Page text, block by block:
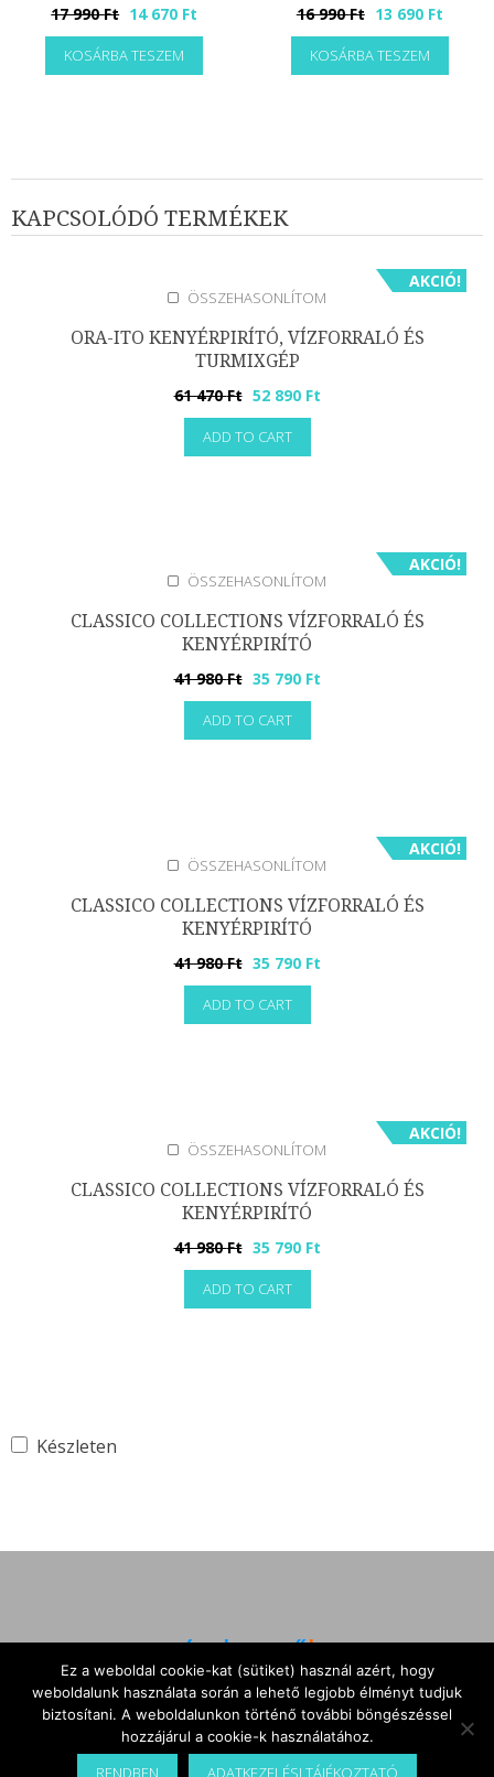
17 990Ft Original
price
was:
17
14 670 Ft
price
14
KOSÁRBA TESZEM
16 990Ft Original
price
was:
16
13 690 Ft
price
13
KOSÁRBA TESZEM
KAPCSOLÓDÓ TERMÉKEK
AKCIÓ!
ÖSSZEHASONLÍTOM
ORA-ITO KENYÉRPIRÍTÓ, VÍZFORRALÓ ÉS
TURMIXGÉP
61 470Ft Original
price
was:
61
52 890 FtCurrent
ADD TO CART
AKCIÓ!
ÖSSZEHASONLÍTOM
CLASSICO COLLECTIONS VÍZFORRALÓ ÉS
KENYÉRPIRÍTÓ
41 980Ft Original
price
was:
35 790 FtCurrent
ADD TO CART
AKCIÓ!
ÖSSZEHASONLÍTOM
CLASSICO COLLECTIONS VÍZFORRALÓ ÉS
KENYÉRPIRÍTÓ
41 980Ft Original
price
was:
35 790 FtCurrent
ADD TO CART
AKCIÓ!
ÖSSZEHASONLÍTOM
CLASSICO COLLECTIONS VÍZFORRALÓ ÉS
KENYÉRPIRÍTÓ
41 980Ft Original
price
was:
35 790 FtCurrent
ADD TO CART
Készleten
Árukereső.hu
Ez a weboldal cookie-kat (sütiket) használ azért, hogy
weboldalunk használata során a lehető legjobb élményt tudjuk
biztosítani. A weboldalunkon történő további böngészéssel
hozzájárul a cookie-k használatához.
RENDBEN ADATKEZELÉSI TÁJÉKOZTATÓ